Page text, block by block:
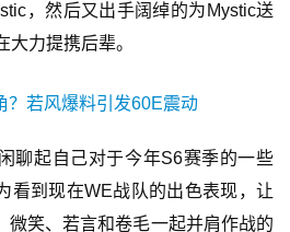
，然后又出手阔绰的为Mystic送
大力提携后辈。
起自己对于今年S6赛季的一些
看到现在WE战队的出色表现，让
微笑、若言和卷毛一起并肩作战的